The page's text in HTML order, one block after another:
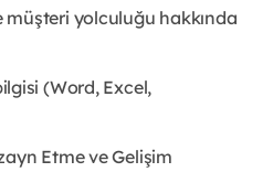
yolculuğu hakkında
(Word, Excel,
Etme ve Gelişim